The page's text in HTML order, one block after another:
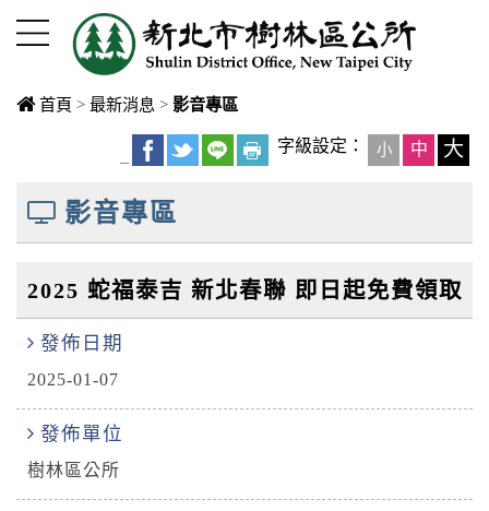
進入內容區塊
首頁 > 最新消息 > 影音專區
字級設定： 小 中 大
影音專區
2025 蛇福泰吉 新北春聯 即日起免費領取
發佈日期
2025-01-07
發佈單位
樹林區公所